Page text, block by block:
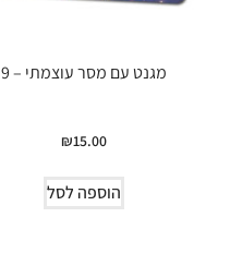
מגנט עם מסר עוצמתי – 9
₪15.00
הוספה לסל